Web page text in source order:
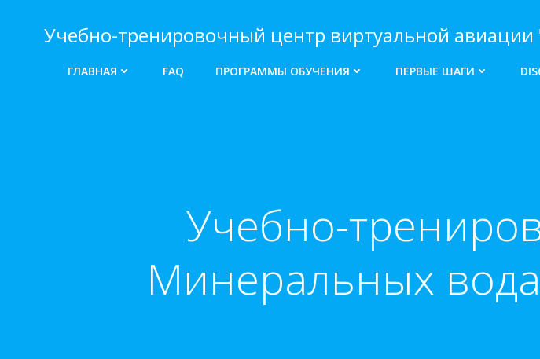
содержимомуУчебно-тренировочный центр виртуальной авиации
ГЛАВНАЯ FAQ ПРОГРАММЫ ОБУЧЕНИЯ ПЕРВЫЕ ШАГИ
Учебно-
Минеральных